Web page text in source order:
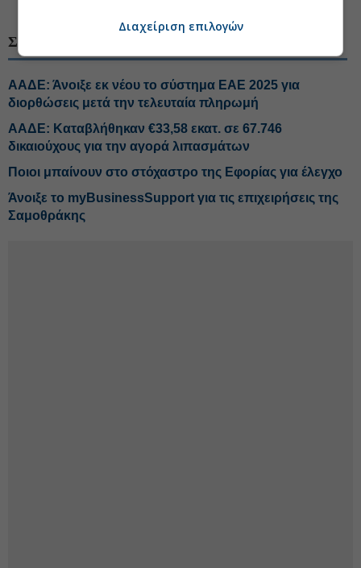
ΣΧΕΤΙΚΑ ΘΕΜΑΤΑ
ΑΑΔΕ: Άνοιξε εκ νέου το σύστημα ΕΑΕ 2025 για
διορθώσεις μετά την τελευταία πληρωμή
ΑΑΔΕ: Καταβλήθηκαν €33,58 εκατ. σε 67.746
δικαιούχους για την αγορά λιπασμάτων
Ποιοι μπαίνουν στο στόχαστρο της Εφορίας για έλεγχο
Άνοιξε το myBusinessSupport για τις επιχειρήσεις της
Σαμοθράκης
Διαχείριση επιλογών